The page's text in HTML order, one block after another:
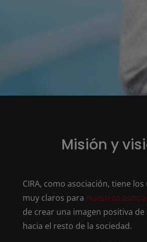
Misión y
CIRA, como asociación, tiene
muy claros para nuestros
de crear una imagen positiva de
hacia el resto de la sociedad.